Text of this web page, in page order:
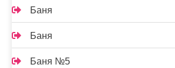
Баня
Баня
Баня №5